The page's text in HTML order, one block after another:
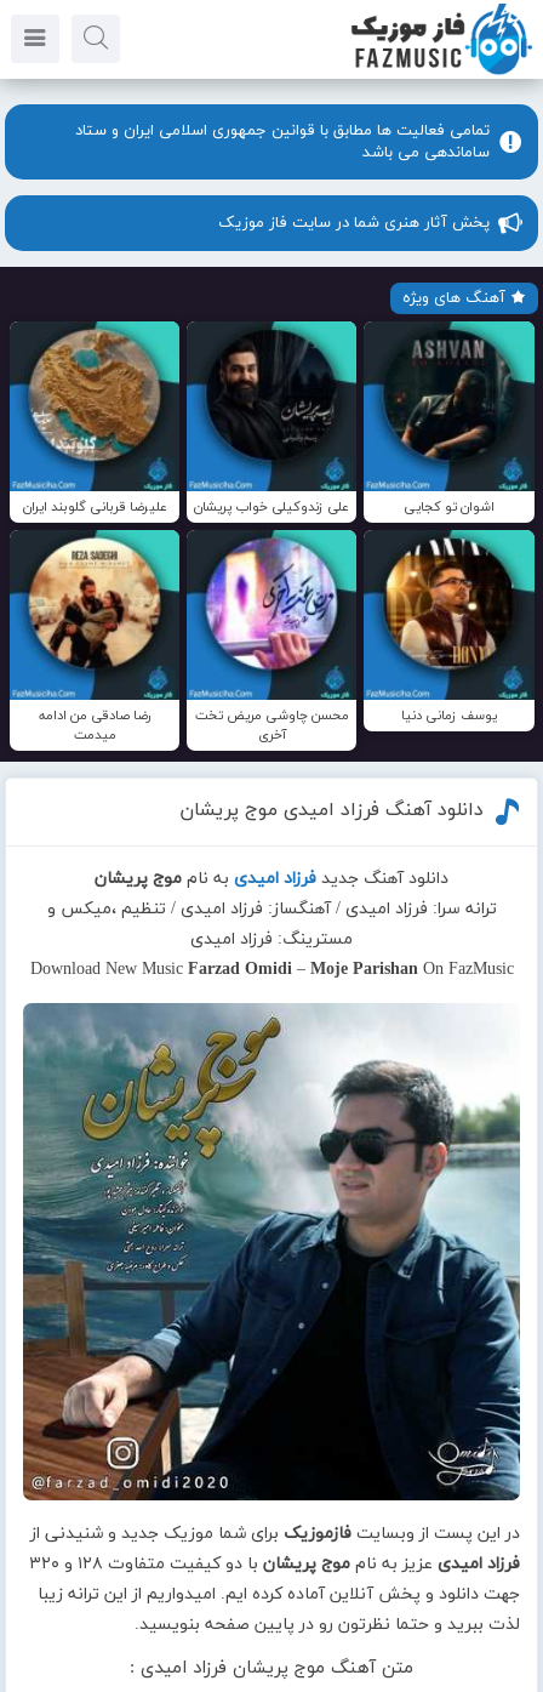
تمامی فعالیت ها مطابق با قوانین جمهوری اسلامی ایران و ستاد
ساماندهی می باشد
پخش آثار هنری شما در سایت فاز موزیک
آهنگ های ویژه
اشوان تو کجایی علی زندوکیلی خواب پریشان علیرضا قربانی گلوبند ایران
یوسف زمانی دنیا
محسن چاوشی مریض تخت
آخری
رضا صادقی من ادامه
میدمت
دانلود آهنگ فرزاد امیدی موج پریشان
دانلود آهنگ جدید فرزاد امیدی به نام موج پریشان
ترانه سرا: فرزاد امیدی / آهنگساز: فرزاد امیدی / تنظیم ،میکس و
مسترینگ: فرزاد امیدی
Download New Music Farzad Omidi– Moje ParishanOn FazMusic
در این پست از وبسایتفازموزیک برای شما موزیک جدید و شنیدنی از
فرزاد امیدی عزیز به نامموج پریشان
با دو کیفیت متفاوت ۱۲۸ و ۳۲۰
جهت دانلود و پخش آنلاین آماده کرده ایم. امیدواریم از این ترانه زیبا
لذت ببرید و حتما نظرتون رو در پایین صفحه بنویسید.
متن آهنگ موج پریشان فرزاد امیدی :